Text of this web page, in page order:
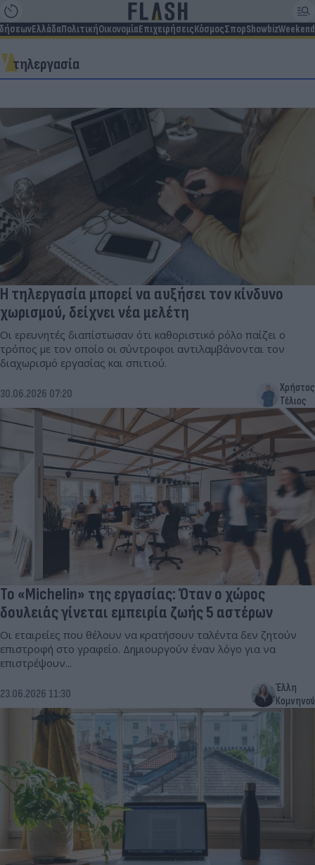
ΕλλάδαΠολιτικήΟικονομίαΕπιχειρήσειςΚόσμοςΣπορShowbizWeekend
τηλεργασία
Η τηλεργασία μπορεί να αυξήσει τον κίνδυνο
χωρισμού, δείχνει νέα μελέτη
Οι ερευνητές διαπίστωσαν ότι καθοριστικό ρόλο παίζει ο
τρόπος με τον οποίο οι σύντροφοι αντιλαμβάνονται τον
διαχωρισμό εργασίας και σπιτιού.
30.06.2026 07:20
Χρήστος
Τέλιος
Το «Michelin» της εργασίας: Όταν ο χώρος
δουλειάς γίνεται εμπειρία ζωής 5 αστέρων
Οι εταιρείες που θέλουν να κρατήσουν ταλέντα δεν ζητούν
επιστροφή στο γραφείο. Δημιουργούν έναν λόγο για να
επιστρέψουν...
23.06.2026 11:30
Έλλη
Κομνηνού